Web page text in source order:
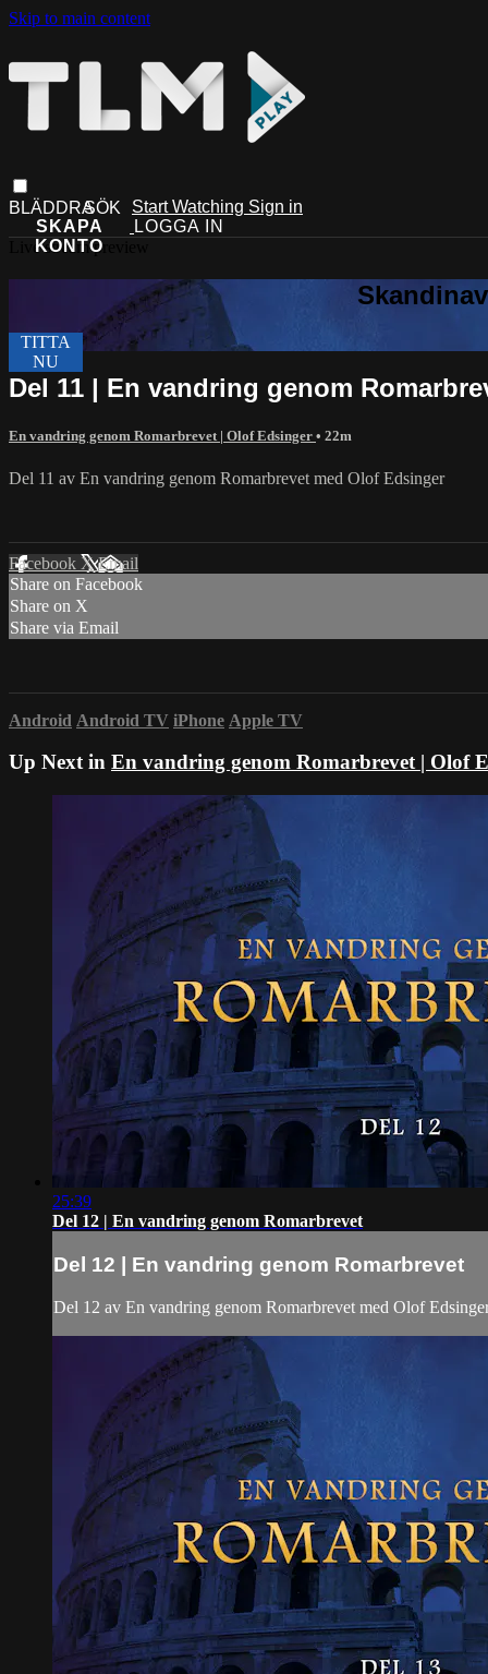
Skip to main content
Start Watching Sign in
Live stream preview
Del 11 | En vandring genom
En vandring genom Romarbrevet | Olof Edsinger • 22m
Del 11 av En vandring genom Romarbrevet med Olof Edsinger
Facebook XEmail
Share on Facebook
Share on X
Share via Email
Android Android TV iPhone Apple TV
Up Next in En vandring genom Romarbrevet | Olof
25:39
Del 12 | En vandring genom Romarbrevet
Del 12 | En vandring genom Romarbrevet
Del 12 av En vandring genom Romarbrevet med Olof